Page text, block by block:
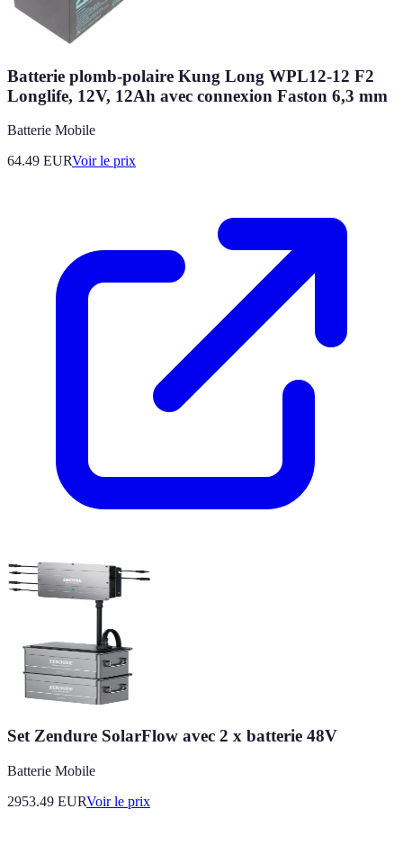
Batterie plomb-polaire Kung Long WPL12-12 F2
Longlife, 12V, 12Ah avec connexion Faston 6,3 mm
Batterie Mobile
64.49 EURVoir le prix
Set Zendure SolarFlow avec 2 x batterie 48V
Batterie Mobile
2953.49 EURVoir le prix